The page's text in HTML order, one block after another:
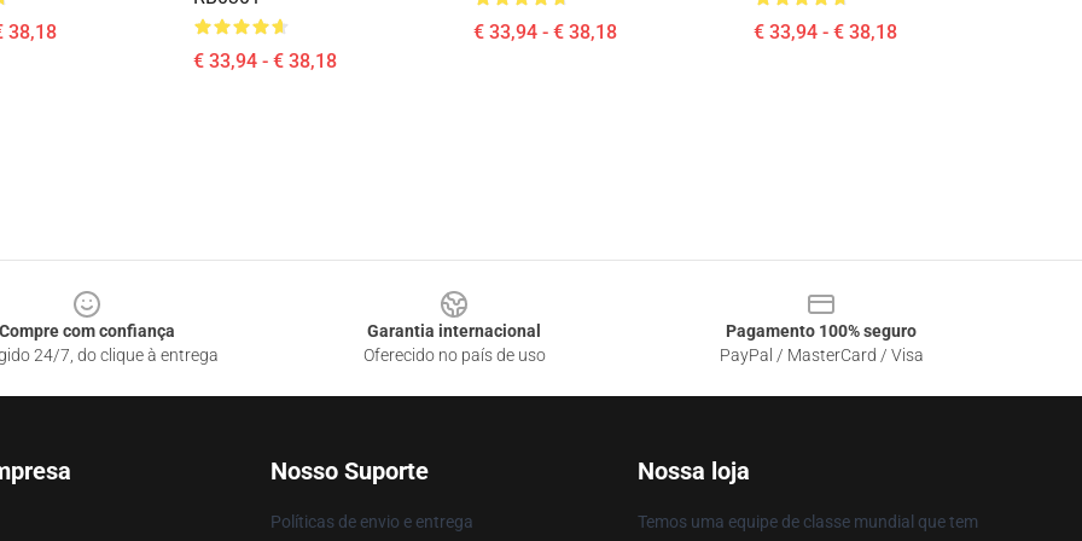
38,18
€ 33,94 - € 38,18
€ 33,94 - € 38,18 € 33,94 - € 38,18
Compre com confiança
24/7, do clique à entrega
Garantia internacional
Oferecido no país de uso
Pagamento 100% seguro
PayPal / MasterCard / Visa
Nosso Suporte
Políticas de envio e entrega
Nossa loja
Temos uma equipe de classe mundial que tem